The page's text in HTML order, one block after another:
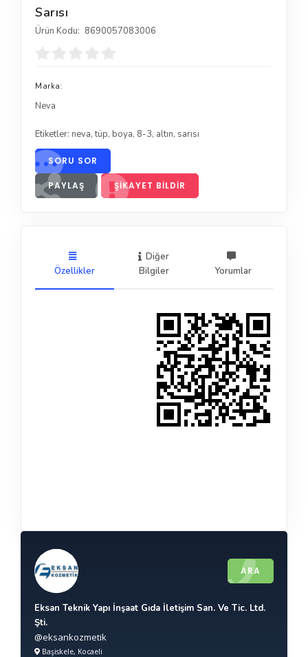
Sarısı
Ürün Kodu: 8690057083006
Marka:
Neva
Etiketler: neva,tüp, boya, 8-3, altın, sarısı
SORU SOR
PAYLAŞ ŞIKAYET BILDIR
Özellikler
Diğer
Bilgiler
Yorumlar
ARA
Eksan Teknik Yapı İnşaat Gıda İletişim San. Ve Tic. Ltd.
Şti.
@eksankozmetik
Başiskele, Kocaeli